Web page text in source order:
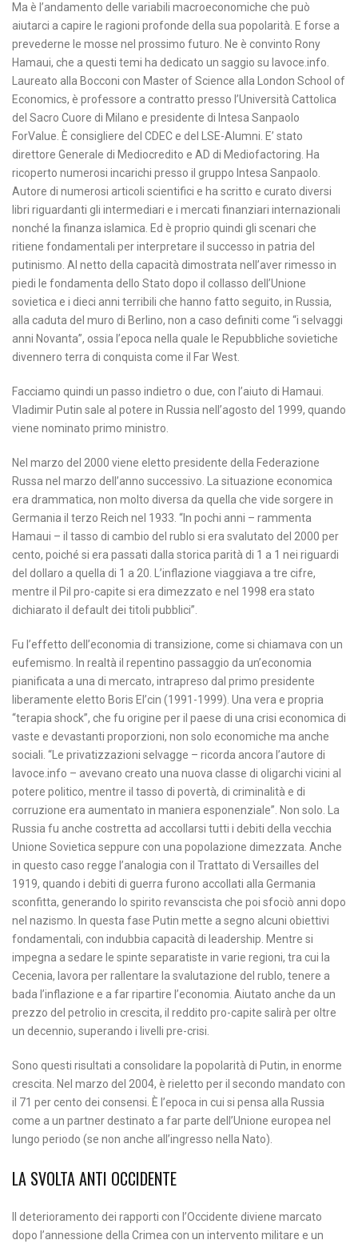
Ma è l’andamento delle variabili macroeconomiche che può
aiutarci a capire le ragioni profonde della sua popolarità. E forse a
prevederne le mosse nel prossimo futuro. Ne è convinto Rony
Hamaui, che a questi temi ha dedicato un saggio su lavoce.info.
Laureato alla Bocconi con Master of Science alla London School of
Economics, è professore a contratto presso l’Università Cattolica
del Sacro Cuore di Milano e presidente di Intesa Sanpaolo
ForValue. È consigliere del CDEC e del LSE-Alumni. E’ stato
direttore Generale di Mediocredito e AD di Mediofactoring. Ha
ricoperto numerosi incarichi presso il gruppo Intesa Sanpaolo.
Autore di numerosi articoli scientifici e ha scritto e curato diversi
libri riguardanti gli intermediari e i mercati finanziari internazionali
nonché la finanza islamica. Ed è proprio quindi gli scenari che
ritiene fondamentali per interpretare il successo in patria del
putinismo. Al netto della capacità dimostrata nell’aver rimesso in
piedi le fondamenta dello Stato dopo il collasso dell’Unione
sovietica e i dieci anni terribili che hanno fatto seguito, in Russia,
alla caduta del muro di Berlino, non a caso definiti come “i selvaggi
anni Novanta”, ossia l’epoca nella quale le Repubbliche sovietiche
divennero terra di conquista come il Far West.
Facciamo quindi un passo indietro o due, con l’aiuto di Hamaui.
Vladimir Putin sale al potere in Russia nell’agosto del 1999, quando
viene nominato primo ministro.
Nel marzo del 2000 viene eletto presidente della Federazione
Russa nel marzo dell’anno successivo. La situazione economica
era drammatica, non molto diversa da quella che vide sorgere in
Germania il terzo Reich nel 1933. “In pochi anni – rammenta
Hamaui – il tasso di cambio del rublo si era svalutato del 2000 per
cento, poiché si era passati dalla storica parità di 1 a 1 nei riguardi
del dollaro a quella di 1 a 20. L’inflazione viaggiava a tre cifre,
mentre il Pil pro-capite si era dimezzato e nel 1998 era stato
dichiarato il default dei titoli pubblici”.
Fu l’effetto dell’economia di transizione, come si chiamava con un
eufemismo. In realtà il repentino passaggio da un’economia
pianificata a una di mercato, intrapreso dal primo presidente
liberamente eletto Boris El’cin (1991-1999). Una vera e propria
“terapia shock”, che fu origine per il paese di una crisi economica di
vaste e devastanti proporzioni, non solo economiche ma anche
sociali. “Le privatizzazioni selvagge – ricorda ancora l’autore di
lavoce.info – avevano creato una nuova classe di oligarchi vicini al
potere politico, mentre il tasso di povertà, di criminalità e di
corruzione era aumentato in maniera esponenziale”. Non solo. La
Russia fu anche costretta ad accollarsi tutti i debiti della vecchia
Unione Sovietica seppure con una popolazione dimezzata. Anche
in questo caso regge l’analogia con il Trattato di Versailles del
1919, quando i debiti di guerra furono accollati alla Germania
sconfitta, generando lo spirito revanscista che poi sfociò anni dopo
nel nazismo. In questa fase Putin mette a segno alcuni obiettivi
fondamentali, con indubbia capacità di leadership. Mentre si
impegna a sedare le spinte separatiste in varie regioni, tra cui la
Cecenia, lavora per rallentare la svalutazione del rublo, tenere a
bada l’inflazione e a far ripartire l’economia. Aiutato anche da un
prezzo del petrolio in crescita, il reddito pro-capite salirà per oltre
un decennio, superando i livelli pre-crisi.
Sono questi risultati a consolidare la popolarità di Putin, in enorme
crescita. Nel marzo del 2004, è rieletto per il secondo mandato con
il 71 per cento dei consensi. È l’epoca in cui si pensa alla Russia
come a un partner destinato a far parte dell’Unione europea nel
lungo periodo (se non anche all’ingresso nella Nato).
LA SVOLTA ANTI OCCIDENTE
Il deterioramento dei rapporti con l’Occidente diviene marcato
dopo l’annessione della Crimea con un intervento militare e un